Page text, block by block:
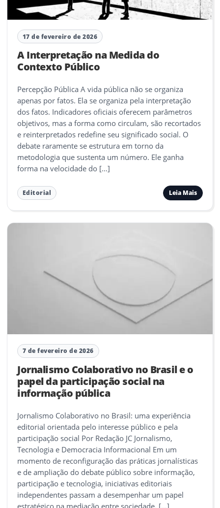
17 de fevereiro de 2026
A Interpretação na Medida do
Contexto Público
Percepção Pública A vida pública não se organiza
apenas por fatos. Ela se organiza pela interpretação
dos fatos. Indicadores oficiais oferecem parâmetros
objetivos, mas a forma como circulam, são recortados
e reinterpretados redefine seu significado social. O
debate raramente se estrutura em torno da
metodologia que sustenta um número. Ele ganha
forma na velocidade do […]
Editorial Leia Mais
7 de fevereiro de 2026
Jornalismo Colaborativo no Brasil e o
papel da participação social na
informação pública
Jornalismo Colaborativo no Brasil: uma experiência
editorial orientada pelo interesse público e pela
participação social Por Redação JC Jornalismo,
Tecnologia e Democracia Informacional Em um
momento de reconfiguração das práticas jornalísticas
e de ampliação do debate público sobre informação,
participação e tecnologia, iniciativas editoriais
independentes passam a desempenhar um papel
estratégico na mediação entre sociedade, […]